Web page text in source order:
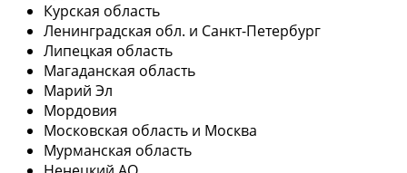
Курская область
Ленинградская обл. и Санкт-Петербург
Липецкая область
Магаданская область
Марий Эл
Мордовия
Московская область и Москва
Мурманская область